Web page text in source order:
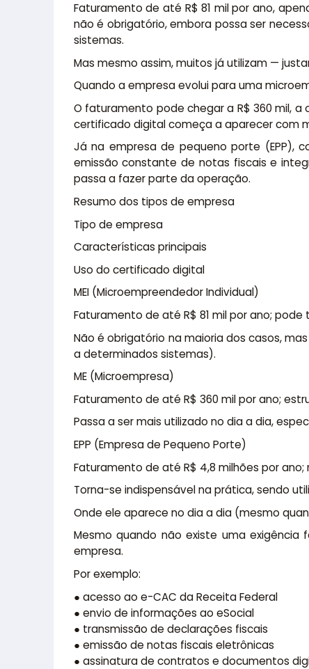
Faturamento de até R$ 81 mil por ano,
não é obrigatório, embora possa ser
sistemas.
Mas mesmo assim, muitos já utilizam —
Quando a empresa evolui para uma
O faturamento pode chegar a R$ 360 mil,
certificado digital começa a aparecer com
Já na empresa de pequeno porte (EPP),
emissão constante de notas fiscais e
passa a fazer parte da operação.
Resumo dos tipos de empresa
Tipo de empresa
Características principais
Uso do certificado digital
MEI (Microempreendedor Individual)
Faturamento de até R$ 81 mil por ano;
Não é obrigatório na maioria dos casos,
a determinados sistemas).
ME (Microempresa)
Faturamento de até R$ 360 mil por ano;
Passa a ser mais utilizado no dia a dia,
EPP (Empresa de Pequeno Porte)
Faturamento de até R$ 4,8 milhões por
Torna-se indispensável na prática, sendo
Onde ele aparece no dia a dia (mesmo
Mesmo quando não existe uma
empresa.
Por exemplo:
● acesso ao e-CAC da Receita Federal
● envio de informações ao eSocial
● transmissão de declarações fiscais
● emissão de notas fiscais eletrônicas
● assinatura de contratos e documentos